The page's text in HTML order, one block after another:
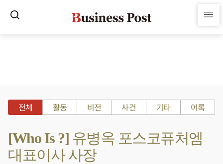
전체 활동 비전 사건 기타 어록
[Who Is ?] 유병옥 포스코퓨처엠
대표이사 사장